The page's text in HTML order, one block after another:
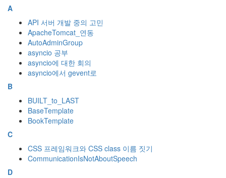
A
API 서버 개발 중의 고민
ApacheTomcat_연동
AutoAdminGroup
asyncio 공부
asyncio에 대한 회의
asyncio에서 gevent로
B
BUILT_to_LAST
BaseTemplate
BookTemplate
C
CSS 프레임워크와 CSS class 이름 짓기
CommunicationIsNotAboutSpeech
D